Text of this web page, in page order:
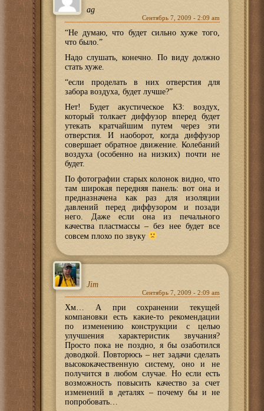
ag
Сентябрь 7, 2009 - 2:09 am
“Не думаю, что будет сильно хуже того,
что было.”
Надо слушать, конечно. По виду должно
стать хуже.
“если проделать в них отверстия для
забора воздуха, будет лучше?”
Нет! Будет акустическое КЗ: воздух,
который толкает диффузор вперед будет
утекать кратчайшим путем через эти
отверстия. И наоборот, когда диффузор
совершает обратное движение. Колебаний
воздуха (особенно на низких) почти не
будет.
По фотографии старых колонок видно, что
там широкая передняя панель: вот она и
предназначена как раз для изоляции
давлений перед диффузором и позади
него. Даже если она из печального
качества пластмассы – без нее будет все
совсем плохо по звуку
Jim
Сентябрь 7, 2009 - 2:09 am
Хм… А при сохранении текущей
компановки есть какие-то рекомендации
по изменению конструкции с целью
улучшения характеристик звучания?
Просто пока не поздно, я бы озаботился
доводкой. Повторюсь – нет задачи сделать
высококачественную систему, оно и не
получится в любом случае. Но если есть
возможность повысить качество за счет
изменений в деталях – почему бы и не
попробовать…